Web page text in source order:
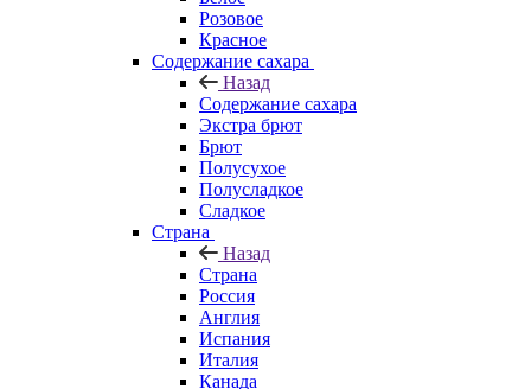
Розовое
Красное
Содержание сахара
Назад
Содержание сахара
Экстра брют
Брют
Полусухое
Полусладкое
Сладкое
Страна
Назад
Страна
Россия
Англия
Испания
Италия
Канада